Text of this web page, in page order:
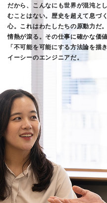
だから、こんなにも世界が混沌と
むことはない。 歴史を超えて息づ
心。これはわたしたちの原動力だ。
情熱が滾る。その仕事に確かな価
「不可能を可能にする方法論を
イーシーのエンジニアだ。